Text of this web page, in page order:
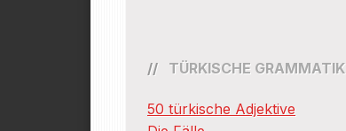
TÜRKISCHE GRAMMATIK
50 türkische Adjektive